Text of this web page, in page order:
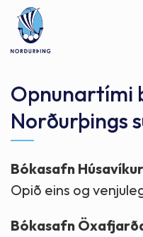
Leita
Opnunartími
Norðurþings
Bókasafn
Opið eins og
Bókasafn